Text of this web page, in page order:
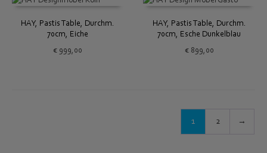
HAY, Pastis Table, Durchm.
70cm, Eiche
€ 999,00
HAY, Pastis Table, Durchm.
70cm, Esche Dunkelblau
€899,00
1 2 →